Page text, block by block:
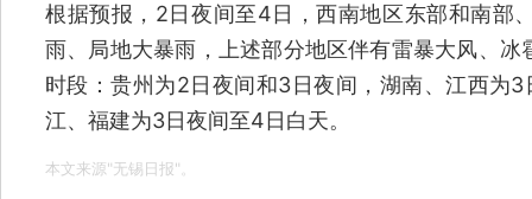
根据预报，2日夜间至4日，西南地区东部和南部
雨、局地大暴雨，上述部分地区伴有雷暴大风、
时段：贵州为2日夜间和3日夜间，湖南、江西为
江、福建为3日夜间至4日白天。
本文来源"无锡日报"。